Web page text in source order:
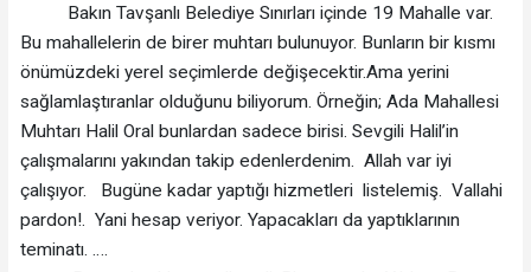
Bakın Tavşanlı Belediye Sınırları içinde 19 Mahalle var.
Bu mahallelerin de birer muhtarı bulunuyor. Bunların bir kısmı
önümüzdeki yerel seçimlerde değişecektir.Ama yerini
sağlamlaştıranlar olduğunu biliyorum. Örneğin; Ada Mahallesi
Muhtarı Halil Oral bunlardan sadece birisi. Sevgili Halil’in
çalışmalarını yakından takip edenlerdenim. Allah var iyi
çalışıyor. Bugüne kadar yaptığı hizmetleri listelemiş. Vallahi
pardon!. Yani hesap veriyor. Yapacakları da yaptıklarının
teminatı. ….